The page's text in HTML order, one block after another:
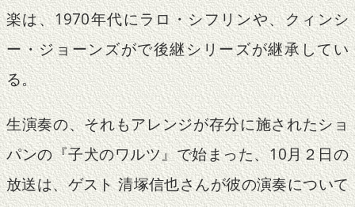
楽は、1970年代にラロ・シフリンや、クィンシ
ー・ジョーンズがで後継シリーズが継承してい
る。
生演奏の、それもアレンジが存分に施されたショ
パンの『子犬のワルツ』で始まった、10月２日の
放送は、ゲスト 清塚信也さんが彼の演奏について